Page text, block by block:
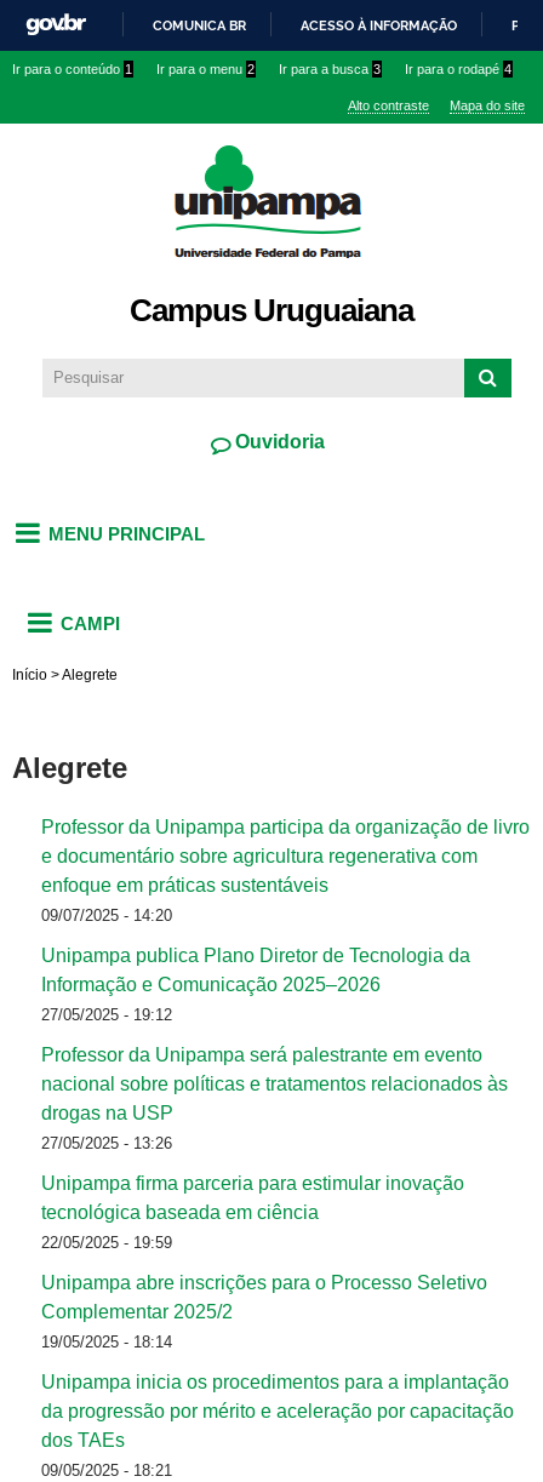
conteúdo
IR
O
COMUNICA BR ACESSO À INFORMAÇÃO
Ir para o conteúdo 1 Ir para o menu 2 Ir para a busca 3 Ir para o rodapé 4
Alto contraste Mapa do site
Campus Uruguaiana
Ouvidoria
MENU PRINCIPAL
CAMPI
Início >Alegrete
Alegrete
Professor da Unipampa participa da organização de livro
e documentário sobre agricultura regenerativa com
enfoque em práticas sustentáveis
09/07/2025 - 14:20
Unipampa publica Plano Diretor de Tecnologia da
Informação e Comunicação 2025–2026
27/05/2025 - 19:12
Professor da Unipampa será palestrante em evento
nacional sobre políticas e tratamentos relacionados às
drogas na USP
27/05/2025 - 13:26
Unipampa firma parceria para estimular inovação
tecnológica baseada em ciência
22/05/2025 - 19:59
Unipampa abre inscrições para o Processo Seletivo
Complementar 2025/2
19/05/2025 - 18:14
Unipampa inicia os procedimentos para a implantação
da progressão por mérito e aceleração por capacitação
dos TAEs
09/05/2025 - 18:21